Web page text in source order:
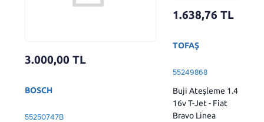
3.000,00 TL
BOSCH
55250747B
1.638,76 TL
TOFAŞ
55249868
Buji Ateşleme 1.4
16v T-Jet - Fiat
Bravo Linea